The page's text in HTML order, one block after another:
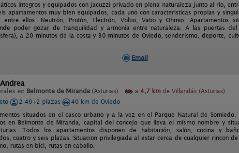
íntegros y equipados con jacuzzi privado en plena naturaleza junto al río,
apartamentos muy bien equipados, cada uno con características propias y
entre ellos: Neutrón, Protón, Electrón, Voltio, Vatio y Ohmio. Apartamentos
poder gozar de tranquilidad y armonía entre naturaleza. A las puertas del
a 20 minutos de la costa y 30 minutos de Oviedo, senderismo, deporte,
Email
en Belmonte de Miranda (Asturias) a 4,7 km de Villandás (Asturias)
2-40+2 plazas
40 km de Oviedo
situados en el casco urbano y a la vez en el Parque Natural de Somiedo.
en Belmonte de Miranda, capital del concejo que lleva el mismo nombre y
Todos los apartamentos disponen de habitación, salón, cocina y
cuatro y seis plazas. Situacion privilegiada al estar cerca de cualquier rincon
rutas en bici, rutas en caballo.